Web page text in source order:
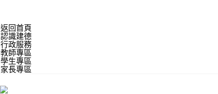
返回首頁
認識建德
行政服務
教師專區
學生專區
家長專區